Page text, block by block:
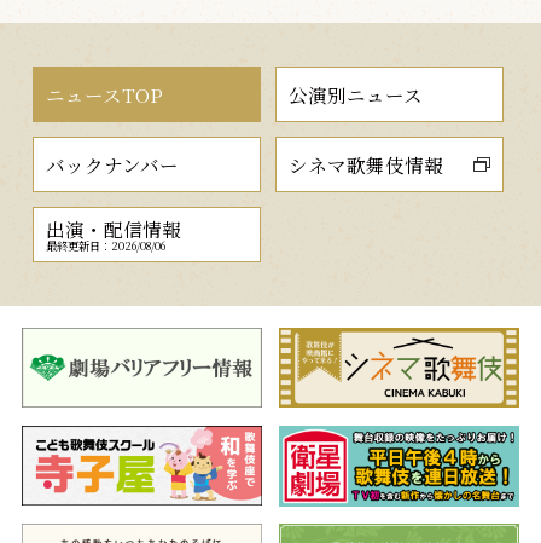
ニュースTOP 公演別ニュース
バックナンバー シネマ歌舞伎情報
出演・配信情報
最終更新日：2026/08/06